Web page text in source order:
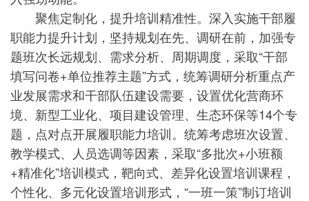
聚焦定制化，提升培训精准性。深入实施干部履
职能力提升计划，坚持规划在先、调研在前，加强专
题班次长远规划、需求分析、周期调度，采取“干部
填写问卷+单位推荐主题”方式，统筹调研分析重点产
业发展需求和干部队伍建设需要，设置优化营商环
境、新型工业化、项目建设管理、生态环保等14个专
题，点对点开展履职能力培训。统筹考虑班次设置、
教学模式、人员选调等因素，采取“多批次+小班额
+精准化”培训模式，靶向式、差异化设置培训课程，
个性化、多元化设置培训形式，“一班一策”制订培训